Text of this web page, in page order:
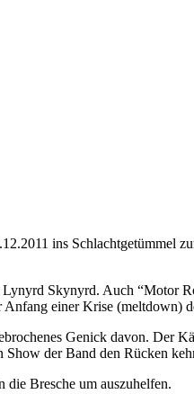
ins Schlachtgetümmel
Skynyrd. Auch “Motor
Anfang einer Krise (meltdown)
Genick davon. Der
der Band den Rücken
Bresche um auszuhelfen.